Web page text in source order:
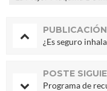
¿Es seguro
POSTE
Programa de